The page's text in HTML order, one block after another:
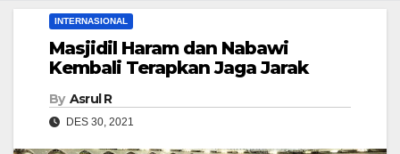
INTERNASIONAL
Masjidil Haram dan Nabawi
Kembali Terapkan Jaga Jarak
By Asrul R
DES 30, 2021